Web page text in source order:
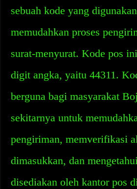
sebuah kode yang
memudahkan proses
surat-menyurat. Kode pos
digit angka, yaitu 44311.
berguna bagi masyarakat
sekitarnya untuk
pengiriman, memverifikasi
dimasukkan, dan
disediakan oleh kantor pos